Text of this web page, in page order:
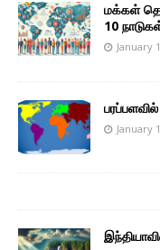
மக்கள்
10
January
January